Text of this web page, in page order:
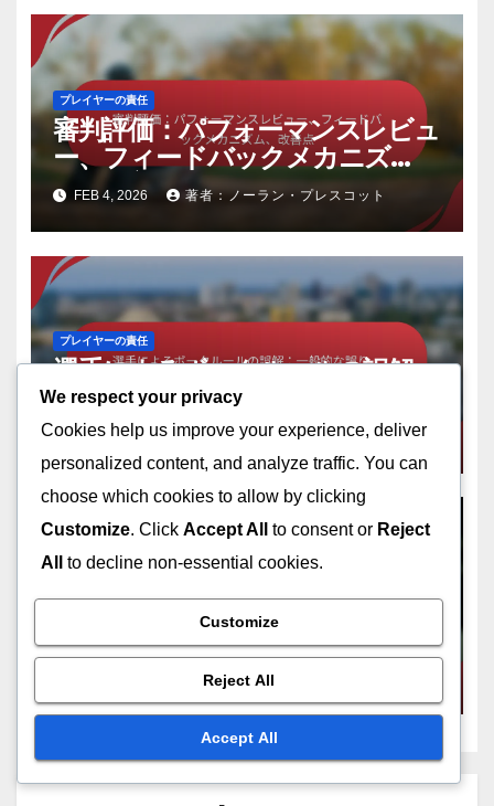
プレイヤーの責任
審判評価：パフォーマンスレビュ
ー、フィードバックメカニズ
ム、改善点
FEB 4, 2026 著者：ノーラン・プレスコット
プレイヤーの責任
選手によるボークルールの誤解：
一般的な誤り、学びの瞬間、コー
チングのヒント
FEB 3, 2026 著者：ノーラン・プレスコット
バルクに関する選手の洞察：視
点、経験、ゲームのダイナミクス
著者：ノーラン・プレスコット
We respect your privacy
Cookies help us improve your experience, deliver
personalized content, and analyze traffic. You can
choose which cookies to allow by clicking
Customize. Click Accept All to consent or Reject
All
to decline non-essential cookies.
Customize
Reject All
Accept All